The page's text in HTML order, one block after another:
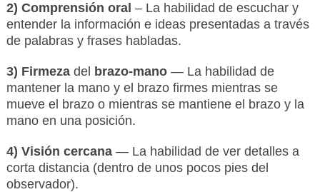
2) Comprensión oral – La habilidad de escuchar y
entender la información e ideas presentadas a través
de palabras y frases habladas.
3) Firmeza del brazo-mano— La habilidad de
mantener la mano y el brazo firmes mientras se
mueve el brazo o mientras se mantiene el brazo y la
mano en una posición.
4) Visión cercana— La habilidad de ver detalles a
corta distancia (dentro de unos pocos pies del
observador).